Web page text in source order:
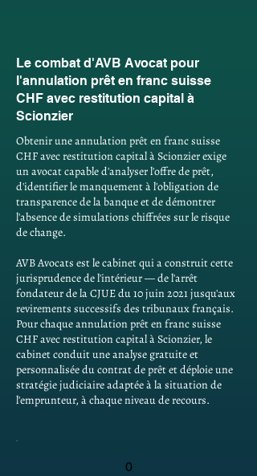
Le combat d'AVB Avocat pour
l'annulation prêt en franc suisse
CHF avec restitution capital à
Scionzier
Obtenir une annulation prêt en franc suisse
CHF avec restitution capital à Scionzier exige
un avocat capable d'analyser l'offre de prêt,
d'identifier le manquement à l'obligation de
transparence de la banque et de démontrer
l'absence de simulations chiffrées sur le risque
de change.
AVB Avocats est le cabinet qui a construit cette
jurisprudence de l'intérieur — de l'arrêt
fondateur de la CJUE du 10 juin 2021 jusqu'aux
revirements successifs des tribunaux français.
Pour chaque annulation prêt en franc suisse
CHF avec restitution capital à Scionzier, le
cabinet conduit une analyse gratuite et
personnalisée du contrat de prêt et déploie une
stratégie judiciaire adaptée à la situation de
l'emprunteur, à chaque niveau de recours.
0